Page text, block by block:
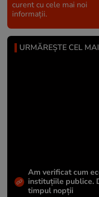
curent cu cele mai noi
informații.
URMĂREȘTE CEL
Am verificat cum
instituțiile publice.
timpul nopții